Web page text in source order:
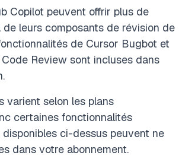
Copilot peuvent offrir plus de
leurs composants de révision de
de Cursor Bugbot et
Review sont incluses dans
varient selon les plans
certaines fonctionnalités
ci-dessus peuvent ne
dans votre abonnement.